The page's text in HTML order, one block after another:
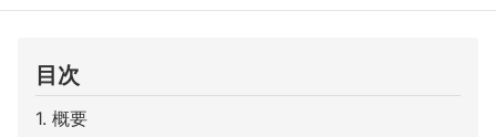
目次
概要